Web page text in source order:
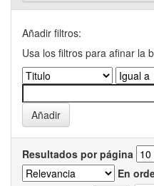
Añadir filtros:
Usa los filtros para afinar la
Resultados por página
En